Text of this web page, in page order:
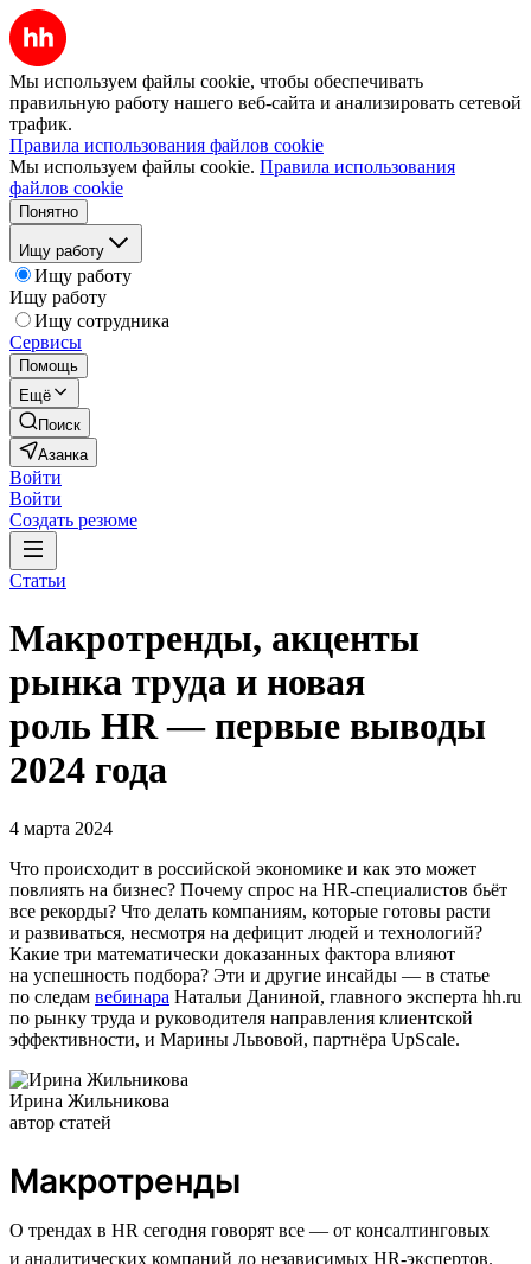
Мы используем файлы cookie, чтобы обеспечивать
правильную работу нашего веб-сайта и анализировать сетевой
трафик.
Правила использования файлов cookie
Мы используем файлы cookie. Правила использования
файлов cookie
Понятно
Ищу работу
Ищу работу
Ищу работу
Ищу сотрудника
Сервисы
Помощь
Ещё
Поиск
Азанка
Войти
Войти
Создать резюме
Статьи
Макротренды, акценты
рынка труда и новая
роль HR — первые выводы
2024 года
4 марта 2024
Что происходит в российской экономике и как это может
повлиять на бизнес? Почему спрос на HR-специалистов бьёт
все рекорды? Что делать компаниям, которые готовы расти
и развиваться, несмотря на дефицит людей и технологий?
Какие три математически доказанных фактора влияют
на успешность подбора? Эти и другие инсайды — в статье
по следам вебинара Натальи Даниной, главного эксперта hh.ru
по рынку труда и руководителя направления клиентской
эффективности, и Марины Львовой, партнёра UpScale.
Ирина Жильникова
автор статей
Макротренды
О трендах в HR сегодня говорят все — от консалтинговых
и аналитических компаний до независимых HR-экспертов.